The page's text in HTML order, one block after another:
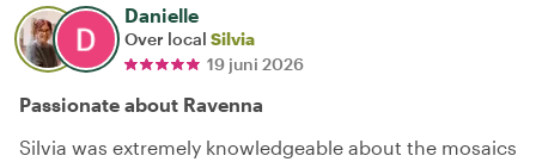
Danielle
Over local Silvia
19 juni 2026
Passionate about Ravenna
Silvia was extremely knowledgeable about the mosaics